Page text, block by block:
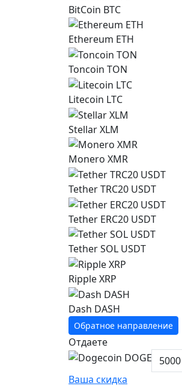
BitCoin BTC
Ethereum ETH
Toncoin TON
Litecoin LTC
Stellar XLM
Monero XMR
Tether TRC20 USDT
Tether ERC20 USDT
Tether SOL USDT
Ripple XRP
Dash DASH
Обратное направление
Отдаете
Ваша скидка